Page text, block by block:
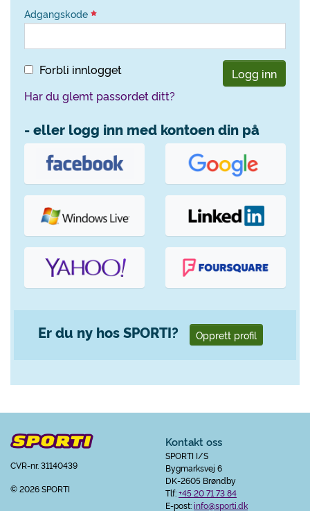
Adgangskode
Forbli innlogget
Logg inn
Har du glemt passordet ditt?
- eller logg inn med kontoen din på
Er du ny hos SPORTI? Opprett profil
CVR-nr. 31140439
© 2026 SPORTI
Kontakt oss
SPORTI I/S
Bygmarksvej 6
DK-2605 Brøndby
Tlf:+45 20 71 73 84
E-post:info@sporti.dk